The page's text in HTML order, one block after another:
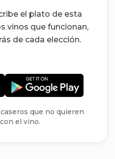
el plato de esta
vinos que funcionan,
de cada elección.
que no quieren
el vino.